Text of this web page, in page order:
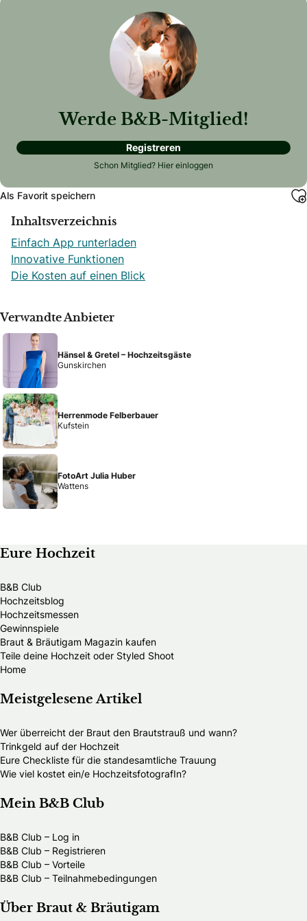
Werde B&B-Mitglied!
Registreren
Schon Mitglied? Hier einloggen
Als Favorit speichern
Inhaltsverzeichnis
Einfach App runterladen
Innovative Funktionen
Die Kosten auf einen Blick
Verwandte Anbieter
Hänsel & Gretel – Hochzeitsgäste
Gunskirchen
Herrenmode Felberbauer
Kufstein
FotoArt Julia Huber
Wattens
Eure Hochzeit
B&B Club
Hochzeitsblog
Hochzeitsmessen
Gewinnspiele
Braut & Bräutigam Magazin kaufen
Teile deine Hochzeit oder Styled Shoot
Home
Meistgelesene Artikel
Wer überreicht der Braut den Brautstrauß und wann?
Trinkgeld auf der Hochzeit
Eure Checkliste für die standesamtliche Trauung
Wie viel kostet ein/e HochzeitsfotografIn?
Mein B&B Club
B&B Club – Log in
B&B Club – Registrieren
B&B Club – Vorteile
B&B Club – Teilnahmebedingungen
Über Braut & Bräutigam